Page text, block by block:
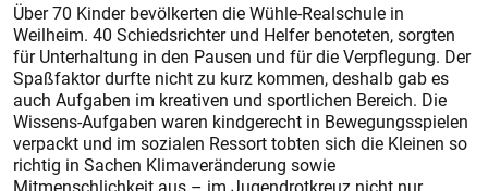
Über 70 Kinder bevölkerten die Wühle-Realschule in
Weilheim. 40 Schiedsrichter und Helfer benoteten, sorgten
für Unterhaltung in den Pausen und für die Verpflegung. Der
Spaßfaktor durfte nicht zu kurz kommen, deshalb gab es
auch Aufgaben im kreativen und sportlichen Bereich. Die
Wissens-Aufgaben waren kindgerecht in Bewegungsspielen
verpackt und im sozialen Ressort tobten sich die Kleinen so
richtig in Sachen Klimaveränderung sowie